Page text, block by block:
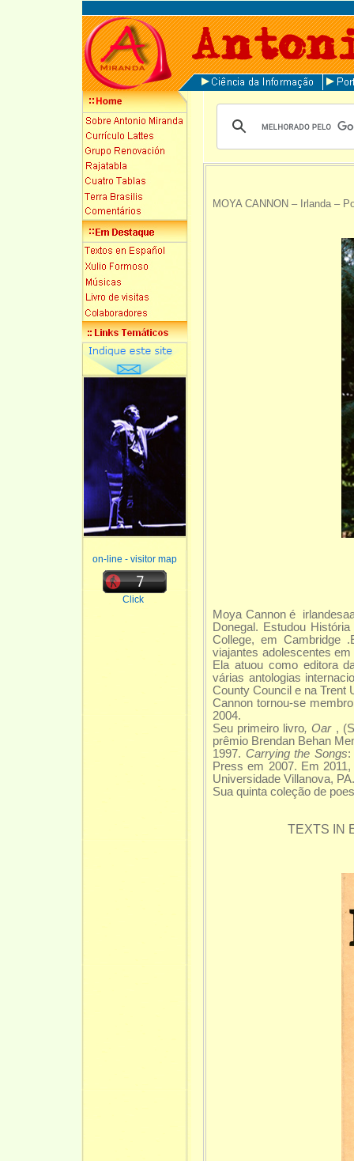
on-line - visitor map
Click
MOYA CANNON – Irlanda –
Moya Cannon é
Donegal. Estudou
College, em Cambridge
viajantes adolescentes
Ela atuou como editora
várias antologias
County Council e na Trent
Cannon tornou-se
2004.
Seu primeiro livro, Oar,
prêmio Brendan Behan
1997. Carrying the Songs:
Press em 2007. Em
Universidade Villanova,
Sua quinta coleção de
TEXTS IN